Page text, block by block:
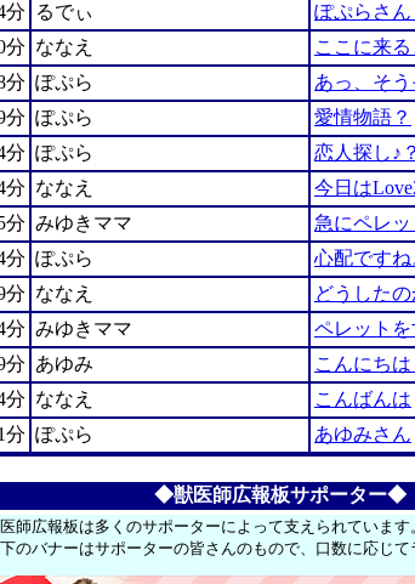
分
るでぃ
ぽぷらさ
分 ななえ
ここに来る
分 ぽぷら
あっ、そう
分 ぽぷら
愛情物語？
分 ぽぷら
恋人探し♪？
分 ななえ
今日は
分 みゆきママ
急にペレ
分 ぽぷら
心配ですね
分 ななえ
どうしたの
分 みゆきママ
ペレットを
分 あゆみ
こんにちは
分 ななえ
こんばんは
分 ぽぷら あゆみさん
◆獣医師広報板サポーター◆
師広報板は多くのサポーターによって支えられています
のバナーはサポーターの皆さんのもので、口数に応じて